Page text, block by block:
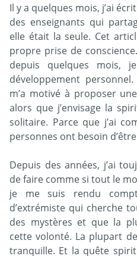
Il y a quelques mois, j’ai
des enseignants qui
elle était la seule. Cet
propre prise de
depuis quelques mois,
développement
m’a motivé à proposer
alors que j’envisage la
solitaire. Parce que j’ai
personnes ont besoin
Depuis des années, j’ai
de faire comme si tout le
je me suis rendu
d’extrémiste qui cherche
des mystères et que la
cette volonté. La plupart
tranquille. Et la quête